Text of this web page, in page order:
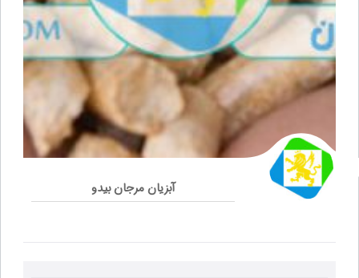
آبزیان مرجان بیدو